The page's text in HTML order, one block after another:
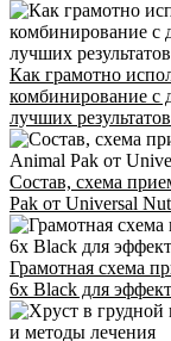
Как грамотно
комбинирование с
лучших результатов
Состав, схема
Pak от Universal
Грамотная схема
6x Black для